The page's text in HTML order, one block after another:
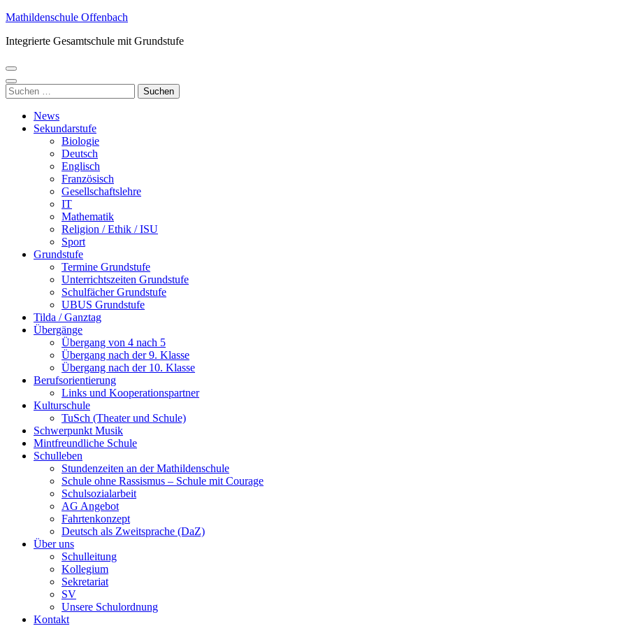
Mathildenschule Offenbach
Integrierte Gesamtschule mit Grundstufe
Suchen
nach:
News
Sekundarstufe
Biologie
Deutsch
Englisch
Französisch
Gesellschaftslehre
IT
Mathematik
Religion / Ethik / ISU
Sport
Grundstufe
Termine Grundstufe
Unterrichtszeiten Grundstufe
Schulfächer Grundstufe
UBUS Grundstufe
Tilda / Ganztag
Übergänge
Übergang von 4 nach 5
Übergang nach der 9. Klasse
Übergang nach der 10. Klasse
Berufsorientierung
Links und Kooperationspartner
Kulturschule
TuSch (Theater und Schule)
Schwerpunkt Musik
Mintfreundliche Schule
Schulleben
Stundenzeiten an der Mathildenschule
Schule ohne Rassismus – Schule mit Courage
Schulsozialarbeit
AG Angebot
Fahrtenkonzept
Deutsch als Zweitsprache (DaZ)
Über uns
Schulleitung
Kollegium
Sekretariat
SV
Unsere Schulordnung
Kontakt